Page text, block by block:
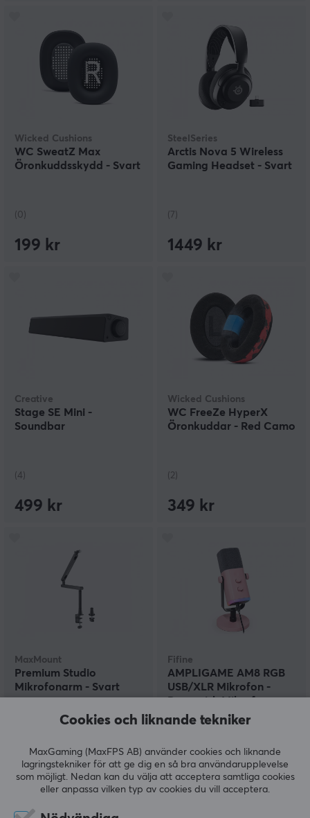
Wicked Cushions
WC SweatZ Max
Öronkuddsskydd - Svart
(0)
199 kr
SteelSeries
Arctis Nova 5 Wireless
Gaming Headset - Svart
(7)
1449 kr
Creative
Stage SE Mini -
Soundbar
(4)
499 kr
Wicked Cushions
WC FreeZe HyperX
Öronkuddar - Red Camo
(2)
349 kr
MaxMount
Premium Studio
Mikrofonarm - Svart
749 kr
Fifine
AMPLIGAME AM8 RGB
USB/XLR Mikrofon -
Dynamisk Mikrofon -
Rosa
649 kr
Cookies och liknande tekniker
MaxGaming (MaxFPS AB) använder cookies och liknande
lagringstekniker för att ge dig en så bra användarupplevelse
som möjligt. Nedan kan du välja att acceptera samtliga cookies
eller anpassa vilken typ av cookies du vill acceptera.